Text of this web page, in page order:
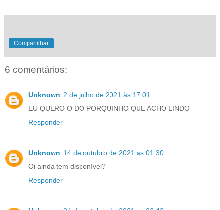
Compartilhar
6 comentários:
Unknown 2 de julho de 2021 às 17:01
EU QUERO O DO PORQUINHO QUE ACHO LINDO
Responder
Unknown 14 de outubro de 2021 às 01:30
Oi ainda tem disponível?
Responder